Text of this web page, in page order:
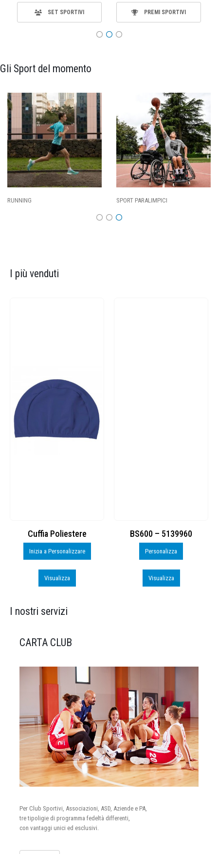
SET SPORTIVI PREMI SPORTIVI
Gli Sport del momento
SPORT PARALIMPICI
I più venduti
Cuffia Poliestere
Inizia a Personalizzare
Visualizza
BS600 – 5139960
Personalizza
Visualizza
I nostri servizi
CARTA CLUB
Per Club Sportivi, Associazioni, ASD, Aziende e PA,
tre tipoligie di programma fedeltà differenti,
con vantaggi unici ed esclusivi.